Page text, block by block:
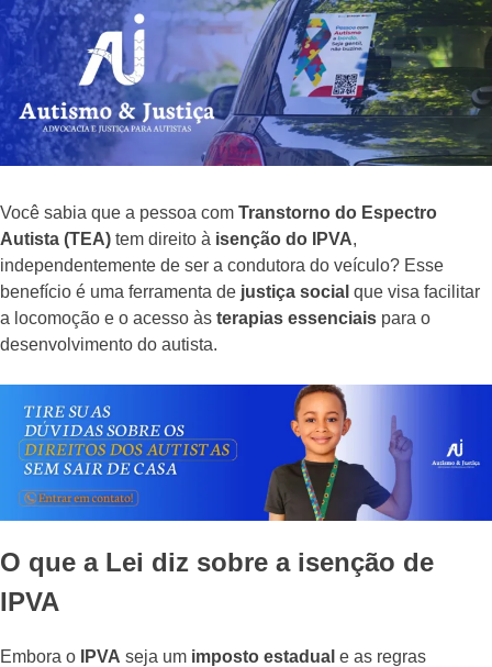
Você sabia que a pessoa com Transtorno do Espectro
Autista (TEA) tem direito à isenção do IPVA,
independentemente de ser a condutora do veículo? Esse
benefício é uma ferramenta de justiça social que visa facilitar
a locomoção e o acesso às terapias essenciais para o
desenvolvimento do autista.
O que a Lei diz sobre a isenção de
IPVA
Embora o IPVA seja um imposto estadual e as regras